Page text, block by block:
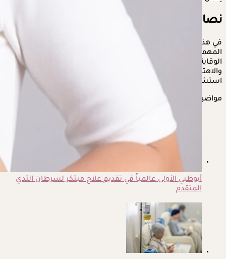
نصائح للوقاية من سرطان الثدي
في هذا التقرير، يقدم موقع «الكونسلتو»، مجموعة من النصائح
المهمة التي يمكن أن تساعد في الحفاظ على صحة الثدي وتدعيم
الوقاية من السرطان، من خلال تغييرات بسيطة في نمط الحياة
والاهتمام بالعوامل الصحية اليومية، وفقا للدكتور أحمد عبية،
استشاري طب الأورام.
مواضيع ذات صلة
أبوظبي الأولى عالمياً في تقديم علاج مبتكر لسرطان الثدي
المتقدم